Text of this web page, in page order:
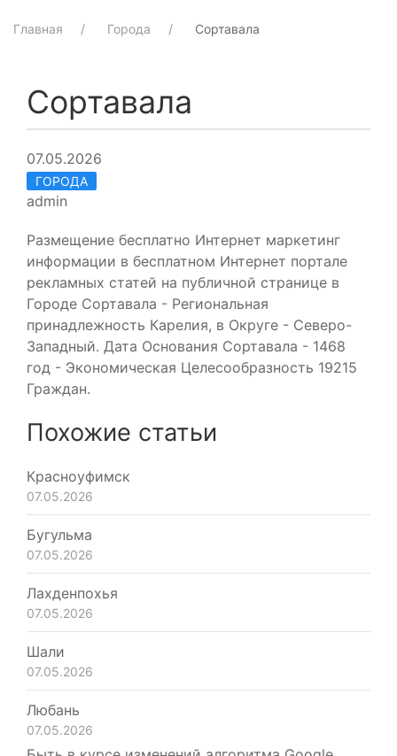
Главная Города Сортавала
Сортавала
07.05.2026
ГОРОДА
admin
Размещение бесплатно Интернет маркетинг
информации в бесплатном Интернет портале
рекламных статей на публичной странице в
Городе Сортавала - Региональная
принадлежность Карелия, в Округе - Северо-
Западный. Дата Основания Сортавала - 1468
год - Экономическая Целесообразность 19215
Граждан.
Похожие статьи
Красноуфимск
07.05.2026
Бугульма
07.05.2026
Лахденпохья
07.05.2026
Шали
07.05.2026
Любань
07.05.2026